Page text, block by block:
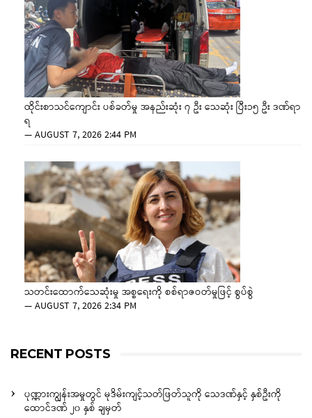
ထိုင်းစာသင်ကျောင်း ပစ်ခတ်မှု အနည်းဆုံး ၇ ဦး သေဆုံး ပြီး၁၅ ဦး ဒဏ်ရာ
ရ
—AUGUST 7, 2026 2:44 PM
သတင်းထောက်သေဆုံးမှု အစ္စရေးကို စစ်ရာဇဝတ်မှုဖြင့် စွပ်စွဲ
—AUGUST 7, 2026 2:34 PM
RECENT POSTS
ပုဏ္ဏားကျွန်းအမှုတွင် မုဒိမ်းကျင့်သတ်ဖြတ်သူကို သေဒဏ်နှင့် နှစ်ဦးကို
ထောင်ဒဏ် ၂၀ နှစ် ချမှတ်